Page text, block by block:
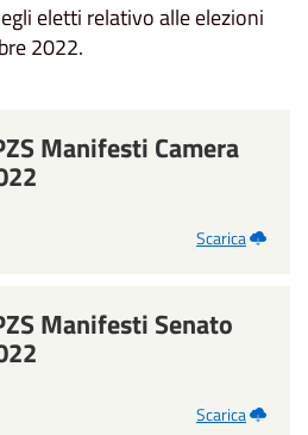
eletti relativo alle elezioni
2022.
Manifesti Camera
Scarica
Manifesti Senato
Scarica